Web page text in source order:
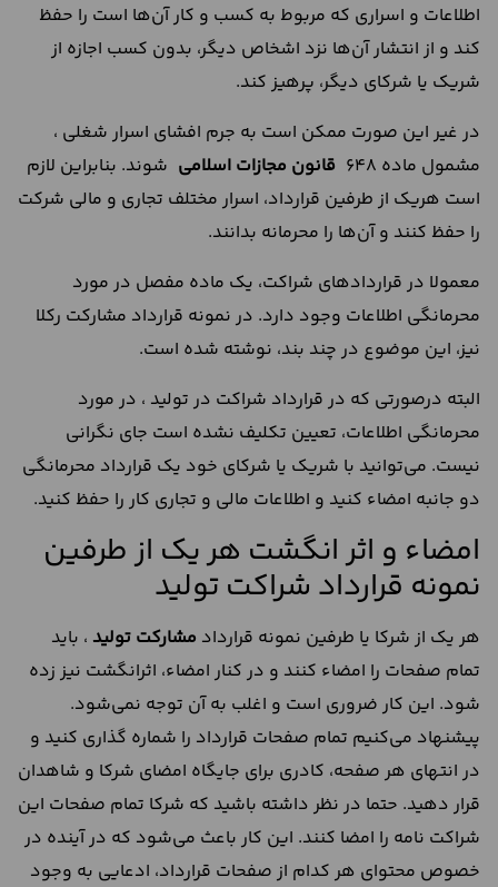
اطلاعات و اسراری که مربوط به کسب و کار آن‌ها است را حفظ
کند و از انتشار آن‌ها نزد اشخاص دیگر، بدون کسب اجازه از
شریک یا شرکای دیگر، پرهیز کند.
در غیر این صورت ممکن است به جرم افشای اسرار شغلی ،
مشمول ماده 648
قانون مجازات اسلامی شوند. بنابراین لازم
است هر‌یک از طرفین قرارداد، اسرار مختلف تجاری و مالی شرکت
را حفظ کنند و آن‌ها را محرمانه بدانند.
معمولا در قرارداد‌های شراکت، یک ماده مفصل در مورد
محرمانگی اطلاعات وجود دارد. در نمونه قرارداد مشارکت رکلا
نیز، این موضوع در چند بند، نوشته شده است.
البته درصورتی که در قرارداد شراکت در تولید ، در مورد
محرمانگی اطلاعات، تعیین تکلیف نشده است جای نگرانی
نیست. می‌توانید با شریک یا شرکای خود یک قرارداد محرمانگی
دو جانبه امضاء کنید و اطلاعات مالی و تجاری کار را حفظ کنید.
امضاء و اثر انگشت هر یک از طرفین
نمونه قرارداد شراکت تولید
هر یک از شرکا یا طرفین نمونه قرارداد مشارکت تولید ، باید
تمام صفحات را امضاء کنند و در کنار امضاء، اثرانگشت نیز زده
شود. این کار ضروری است و اغلب به آن توجه نمی‌شود.
پیشنهاد می‌کنیم تمام صفحات قرارداد را شماره گذاری کنید و
در انتهای هر صفحه، کادری برای جایگاه امضای شرکا و شاهدان
قرار دهید. حتما در نظر داشته باشید که شرکا تمام صفحات این
شراکت نامه را امضا کنند. این کار باعث می‌شود که در آینده در
خصوص محتوای هر کدام از صفحات قرارداد، ادعایی به وجود